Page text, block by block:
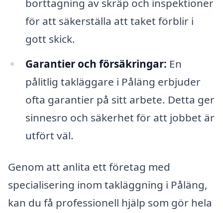
borttagning av skräp och inspektioner
för att säkerställa att taket förblir i
gott skick.
Garantier och försäkringar: En
pålitlig takläggare i Påläng erbjuder
ofta garantier på sitt arbete. Detta ger
sinnesro och säkerhet för att jobbet är
utfört väl.
Genom att anlita ett företag med
specialisering inom takläggning i Påläng,
kan du få professionell hjälp som gör hela